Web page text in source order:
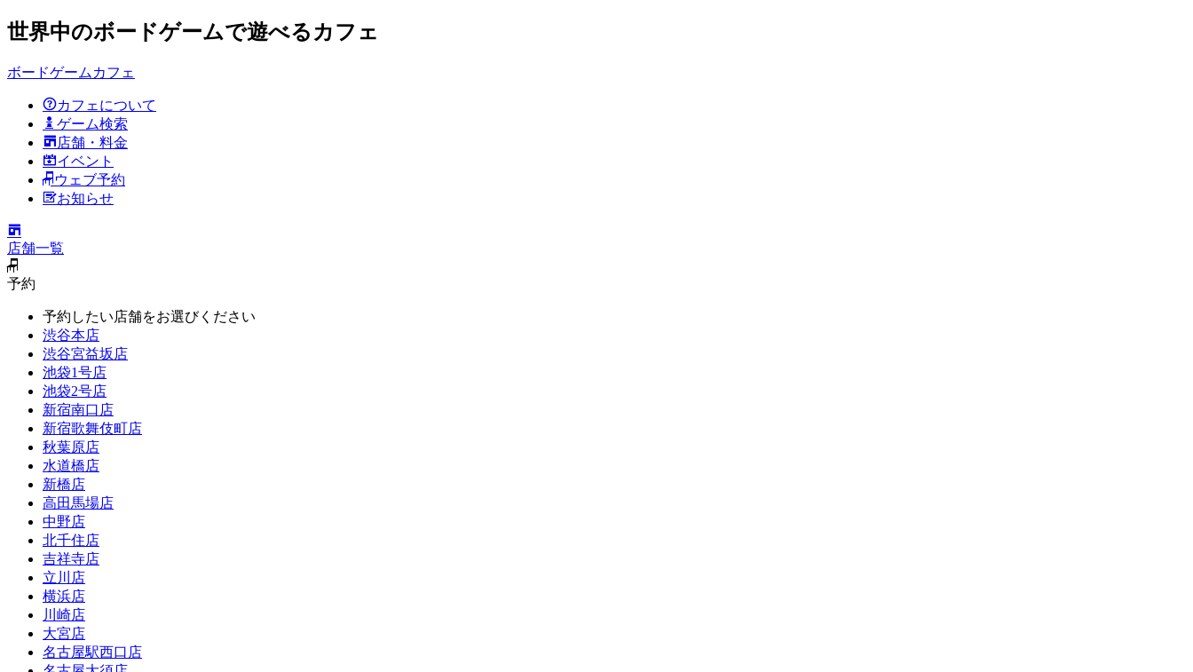
世界中のボードゲームで遊べるカフェ
ボードゲームカフェ
カフェについて
ゲーム検索
店舗・料金
イベント
ウェブ予約
お知らせ
店舗一覧
予約
予約したい店舗をお選びください
渋谷本店
渋谷宮益坂店
池袋1号店
池袋2号店
新宿南口店
新宿歌舞伎町店
秋葉原店
水道橋店
新橋店
高田馬場店
中野店
北千住店
吉祥寺店
立川店
横浜店
川崎店
大宮店
名古屋駅西口店